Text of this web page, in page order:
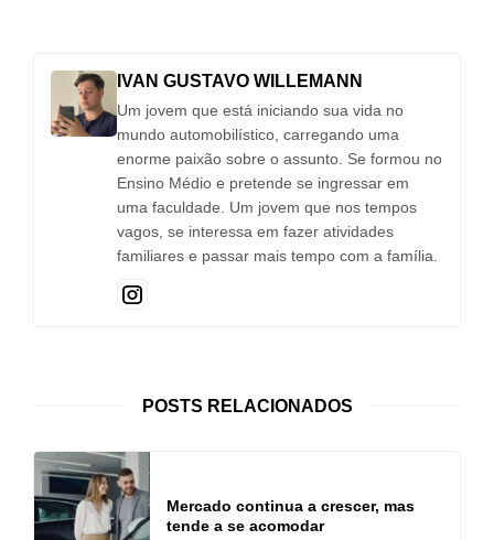
IVAN GUSTAVO WILLEMANN
Um jovem que está iniciando sua vida no
mundo automobilístico, carregando uma
enorme paixão sobre o assunto. Se formou no
Ensino Médio e pretende se ingressar em
uma faculdade. Um jovem que nos tempos
vagos, se interessa em fazer atividades
familiares e passar mais tempo com a família.
POSTS RELACIONADOS
Mercado continua a crescer, mas
tende a se acomodar